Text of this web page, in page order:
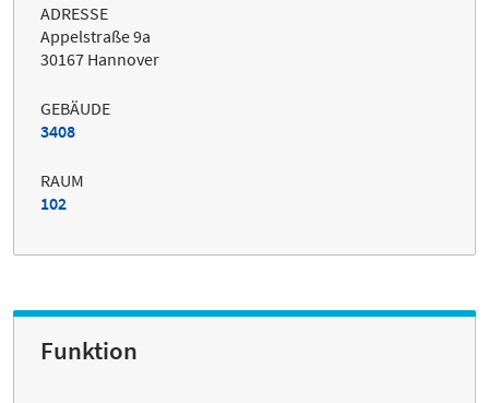
ADRESSE
Appelstraße 9a
30167 Hannover
GEBÄUDE
3408
RAUM
102
Funktion